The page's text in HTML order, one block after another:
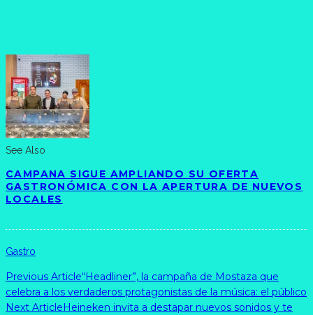
See Also
CAMPANA SIGUE AMPLIANDO SU OFERTA
GASTRONÓMICA CON LA APERTURA DE NUEVOS
LOCALES
Gastro
Previous Article“Headliner”, la campaña de Mostaza que
celebra a los verdaderos protagonistas de la música: el público
Next ArticleHeineken invita a destapar nuevos sonidos y te